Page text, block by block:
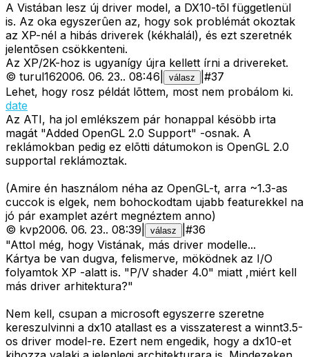
A Vistában lesz új driver model, a DX10-tõl függetlenül
is. Az oka egyszerûen az, hogy sok problémát okoztak
az XP-nél a hibás driverek (kékhalál), és ezt szeretnék
jelentõsen csökkenteni.
Az XP/2K-hoz is ugyanígy újra kellett írni a drivereket.
© turul162006. 06. 23.. 08:46 válasz #37
Lehet, hogy rosz példát lõttem, most nem probálom ki.
date
Az ATI, ha jol emlékszem pár honappal késöbb irta
magát "Added OpenGL 2.0 Support" -osnak. A
reklámokban pedig ez elõtti dátumokon is OpenGL 2.0
supportal reklámoztak.
(Amire én használom néha az OpenGL-t, arra ~1.3-as
cuccok is elgek, nem bohockodtam ujabb featurekkel na
jó pár examplet azért megnéztem anno)
© kvp2006. 06. 23.. 08:39 válasz #36
"Attol még, hogy Vistának, más driver modelle...
Kártya be van dugva, felismerve, möködnek az I/O
folyamtok XP -alatt is. "P/V shader 4.0" miatt ,miért kell
más driver arhitektura?"
Nem kell, csupan a microsoft egyszerre szeretne
kereszulvinni a dx10 atallast es a visszaterest a winnt3.5-
os driver model-re. Ezert nem engedik, hogy a dx10-et